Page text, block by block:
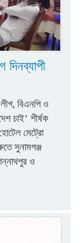
বিএনপি ও
চাই’ শীর্ষক
মেট্রো
সুনামগঞ্জ
ও